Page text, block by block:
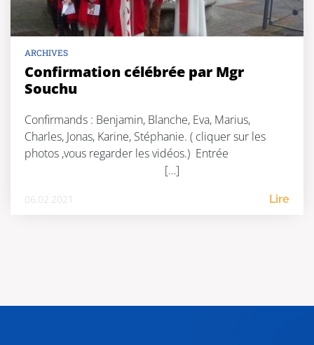
ARCHIVES
Confirmation célébrée par Mgr
Souchu
Confirmands : Benjamin, Blanche, Eva, Marius,
Charles, Jonas, Karine, Stéphanie. ( cliquer sur les
photos ,vous regarder les vidéos.) Entrée
[…]
06.02.2021 Lire